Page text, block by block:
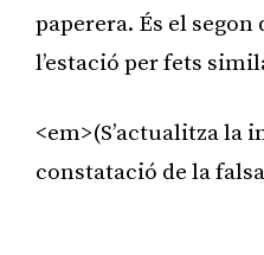
paperera. És el
l’estació per fets
<em>(S’actualitza la
constatació de la